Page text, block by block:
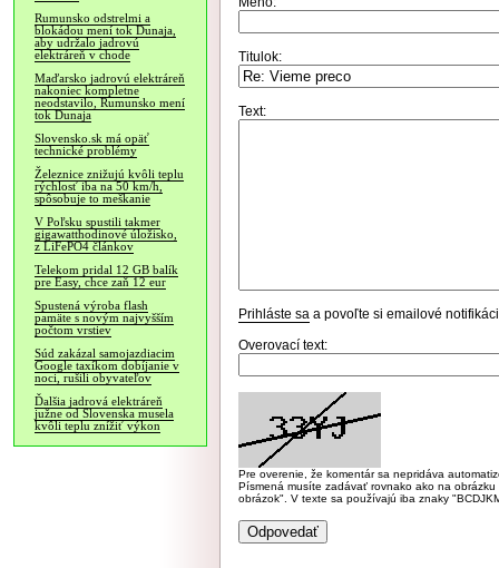
Rumunsko odstrelmi a
blokádou mení tok Dunaja,
aby udržalo jadrovú
elektráreň v chode
Maďarsko jadrovú elektráreň
nakoniec kompletne
neodstavilo, Rumunsko mení
tok Dunaja
Slovensko.sk má opäť
technické problémy
Železnice znižujú kvôli teplu
rýchlosť iba na 50 km/h,
spôsobuje to meškanie
V Poľsku spustili takmer
gigawatthodinové úložisko,
z LiFePO4 článkov
Telekom pridal 12 GB balík
pre Easy, chce zaň 12 eur
Spustená výroba flash
pamäte s novým najvyšším
počtom vrstiev
Súd zakázal samojazdiacim
Google taxíkom dobíjanie v
noci, rušili obyvateľov
Ďalšia jadrová elektráreň
južne od Slovenska musela
kvôli teplu znížiť výkon
Titulok:
Text:
Prihláste sa a povoľte si emailové
Overovací text:
Pre overenie, že komentár sa nepridáva
Písmená musíte zadávať rovnako ako na
obrázok". V texte sa používajú iba znaky